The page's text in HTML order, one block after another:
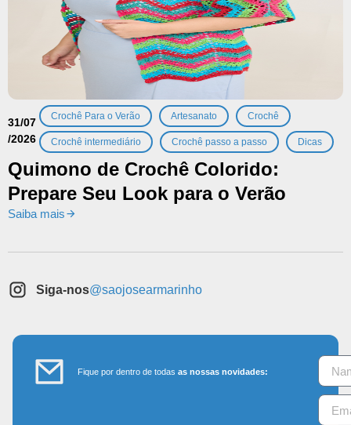
31/07
/2026
Crochê Para o Verão , Artesanato , Crochê ,
Crochê intermediário , Crochê passo a passo , Dicas
Quimono de Crochê Colorido:
Prepare Seu Look para o Verão
Saiba mais
Siga-nos@saojosearmarinho
Fique por dentro de todasas nossas novidades: